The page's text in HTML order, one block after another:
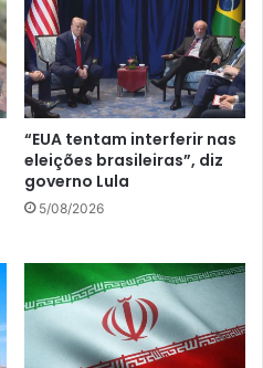
“EUA tentam interferir nas
eleições brasileiras”, diz
governo Lula
5/08/2026